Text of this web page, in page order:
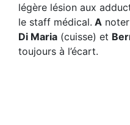
légère lésion aux
le staff médical. A
Di Maria (cuisse) et
toujours à l’écart.